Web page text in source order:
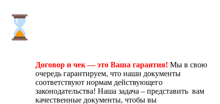
Договор и чек — это Ваша гарантия! Мы в свою
очередь гарантируем, что наши документы
соответствуют нормам действующего
законодательства! Наша задача – представить вам
качественные документы, чтобы вы